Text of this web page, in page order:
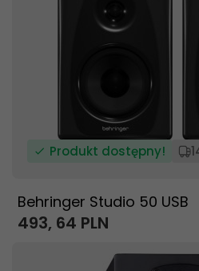
Produkt dostępny!
Behringer Studio 50 USB
493, 64 PLN